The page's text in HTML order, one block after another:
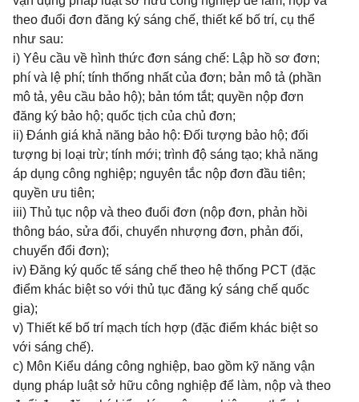
theo đuổi đơn đăng ký sáng chế, thiết kế bố trí, cụ thể
như sau:
i) Yêu cầu về hình thức đơn sáng chế: Lập hồ sơ đơn;
phí và lệ phí; tính thống nhất của đơn; bản mô tả (phần
mô tả, yêu cầu bảo hộ); bản tóm tắt; quyền nộp đơn
đăng ký bảo hộ; quốc tịch của chủ đơn;
ii) Đánh giá khả năng bảo hộ: Đối tượng bảo hộ; đối
tượng bị loại trừ; tính mới; trình độ sáng tạo; khả năng
áp dụng công nghiệp; nguyên tắc nộp đơn đầu tiên;
quyền ưu tiên;
iii) Thủ tục nộp và theo đuổi đơn (nộp đơn, phản hồi
thông báo, sửa đổi, chuyển nhượng đơn, phản đối,
chuyển đổi đơn);
iv) Đăng ký quốc tế sáng chế theo hệ thống PCT (đặc
điểm khác biệt so với thủ tục đăng ký sáng chế quốc
gia);
v) Thiết kế bố trí mạch tích hợp (đặc điểm khác biệt so
với sáng chế).
c) Môn Kiểu dáng công nghiệp, bao gồm kỹ năng vận
dụng pháp luật sở hữu công nghiệp để làm, nộp và theo